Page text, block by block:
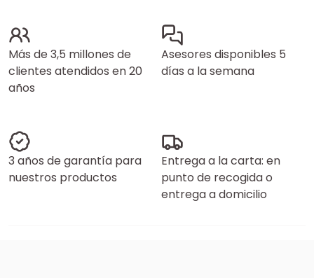
Más de 3,5 millones de
clientes atendidos en 20
años
Asesores disponibles 5
días a la semana
3 años de garantía para
nuestros productos
Entrega a la carta: en
punto de recogida o
entrega a domicilio